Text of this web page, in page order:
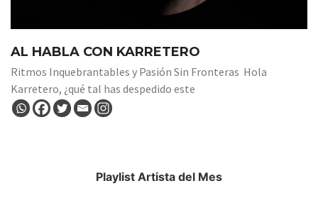
AL HABLA CON KARRETERO
Ritmos Inquebrantables y Pasión Sin Fronteras Hola
Karretero, ¿qué tal has despedido este
Playlist Artista del Mes